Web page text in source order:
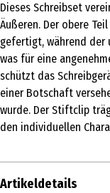
Dieses Schreibset
Äußeren. Der obere
gefertigt, während der
was für eine
schützt das
einer Botschaft
wurde. Der Stiftclip
den individuellen
Artikeldetails